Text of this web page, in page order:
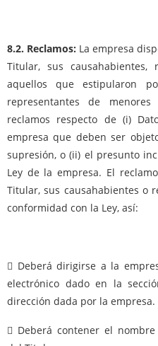
8.2. Reclamos: La empresa
Titular, sus causahabientes,
aquellos que estipularon
representantes de
reclamos respecto de (i)
empresa que deben ser
supresión, o (ii) el presunto
Ley de la empresa. El
Titular, sus causahabientes o
conformidad con la Ley, así:
 Deberá dirigirse a la
electrónico dado en la
dirección dada por la empresa.
 Deberá contener el